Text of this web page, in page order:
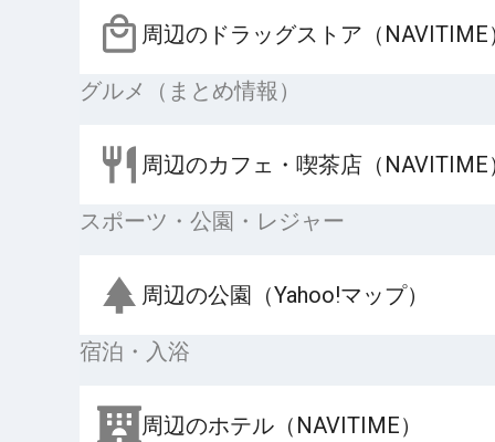
周辺のドラッグストア（NAVITIME
グルメ（まとめ情報）
周辺のカフェ・喫茶店（NAVITIME
スポーツ・公園・レジャー
周辺の公園（Yahoo!マップ）
宿泊・入浴
周辺のホテル（NAVITIME）